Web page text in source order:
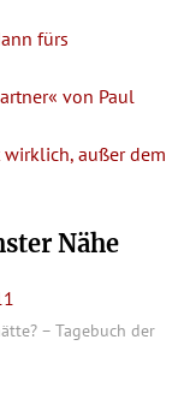
fürs
von Paul
außer dem
Nähe
– Tagebuch der